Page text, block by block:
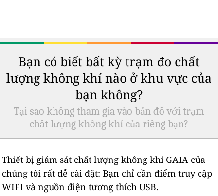
Bạn có biết bất kỳ trạm đo chất
lượng không khí nào ở khu vực của
bạn không?
Tại sao không tham gia vào bản đồ với trạm
chất lượng không khí của riêng bạn?
Thiết bị giám sát chất lượng không khí GAIA của
chúng tôi rất dễ cài đặt: Bạn chỉ cần điểm truy cập
WIFI và nguồn điện tương thích USB.